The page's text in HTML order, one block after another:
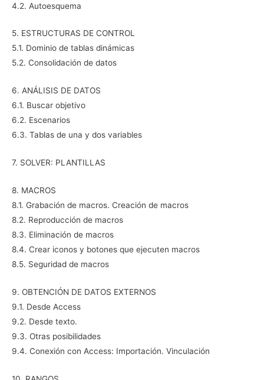
4.2. Autoesquema
5. ESTRUCTURAS DE CONTROL
5.1. Dominio de tablas dinámicas
5.2. Consolidación de datos
6. ANÁLISIS DE DATOS
6.1. Buscar objetivo
6.2. Escenarios
6.3. Tablas de una y dos variables
7. SOLVER: PLANTILLAS
8. MACROS
8.1. Grabación de macros. Creación de macros
8.2. Reproducción de macros
8.3. Eliminación de macros
8.4. Crear iconos y botones que ejecuten macros
8.5. Seguridad de macros
9. OBTENCIÓN DE DATOS EXTERNOS
9.1. Desde Access
9.2. Desde texto.
9.3. Otras posibilidades
9.4. Conexión con Access: Importación. Vinculación